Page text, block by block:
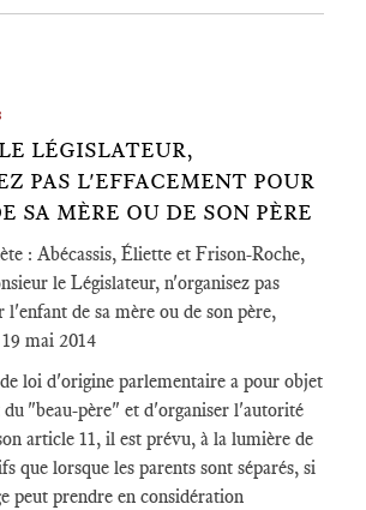
LÉGISLATEUR,
PAS L'EFFACEMENT POUR
SA MÈRE OU DE SON PÈRE
: Abécassis, Éliette et Frison-Roche,
le Législateur, n'organisez pas
de sa mère ou de son père,
mai 2014
loi d'origine parlementaire a pour objet
"beau-père" et d'organiser l'autorité
article 11, il est prévu, à la lumière de
que lorsque les parents sont séparés, si
peut prendre en considération